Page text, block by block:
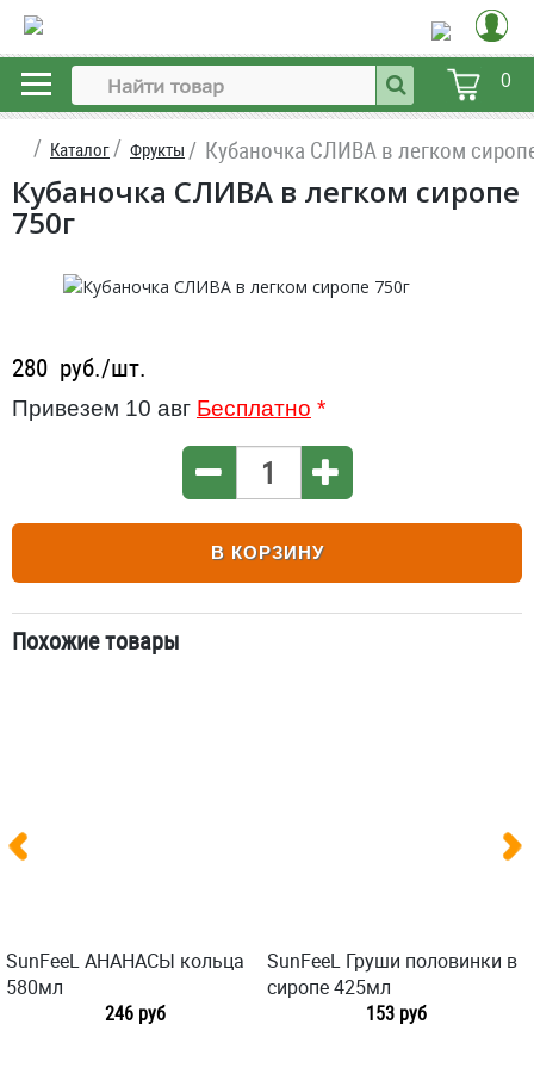
0
Каталог Фрукты Кубаночка СЛИВА в легком
Кубаночка СЛИВА в легком сиропе
750г
280 руб./шт.
Привезем 10 авг Бесплатно *
В КОРЗИНУ
Похожие товары
SunFeeL АНАНАСЫ кольца
580мл
246 руб
SunFeeL Груши половинки в
сиропе 425мл
153 руб